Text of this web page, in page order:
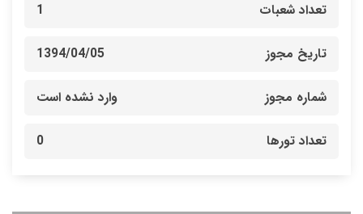
تعداد شعبات 1
تاریخ مجوز 1394/04/05
شماره مجوز وارد نشده است
تعداد تورها 0